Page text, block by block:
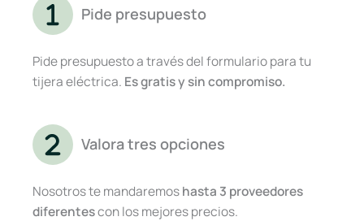
Pide presupuesto
Pide presupuesto a través del formulario para tu
tijera eléctrica. Es gratis y sin compromiso.
Valora tres opciones
Nosotros te mandaremoshasta 3 proveedores
diferentescon los mejores precios.